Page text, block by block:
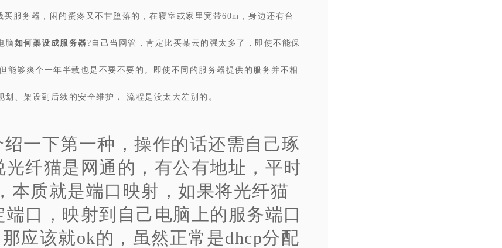
买服务器，闲的蛋疼又不甘堕落的，在寝室或家里宽带60m，身边还有台
脑 如何架设成服务器?自己当网管，肯定比买某云的强太多了，即使不能保
能够爽个一年半载也是不要不要的。即使不同的服务器提供的服务并不相
划、架设到后续的安全维护， 流程是没太大差别的。
绍一下第一种，操作的话还需自己琢
光纤猫是网通的，有公有地址，平时
本质就是端口映射，如果将光纤猫
端口，映射到自己电脑上的服务端口
应该就ok的，虽然正常是dhcp分配